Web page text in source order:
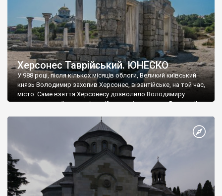
Херсонес Таврійський. ЮНЕСКО
У 988 році, після кількох місяців облоги, Великий київський
князь Володимир захопив Херсонес, візантійське, на той час,
місто. Саме взяття Херсонесу дозволило Володимиру
диктувати свої умови візантійському імператору Василю ІІ, та
Херсонесі Володимир-язичник, став Василем-християнином.
А потім було Хрещення Русі. На честь Херсонесу Таврійського